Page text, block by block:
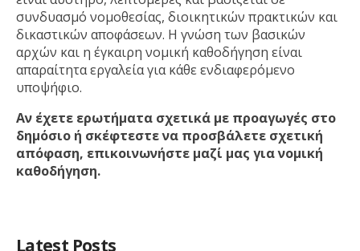
συνδυασμό νομοθεσίας, διοικητικών πρακτικών και
δικαστικών αποφάσεων. Η γνώση των βασικών
αρχών και η έγκαιρη νομική καθοδήγηση είναι
απαραίτητα εργαλεία για κάθε ενδιαφερόμενο
υποψήφιο.
Αν έχετε ερωτήματα σχετικά με προαγωγές στο
δημόσιο ή σκέφτεστε να προσβάλετε σχετική
απόφαση, επικοινωνήστε μαζί μας για νομική
καθοδήγηση.
Latest Posts